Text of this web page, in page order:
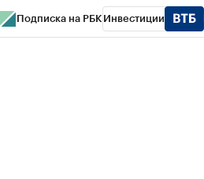
Подписка на РБК Инвестиции